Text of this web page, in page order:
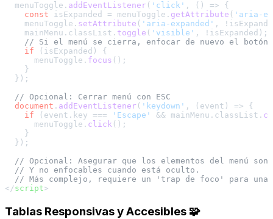
  menuToggle.
addEventListener ( 'click' , () => {
const isExpanded = menuToggle. getAttribute ( 'aria-
    menuToggle.
setAttribute ( 'aria-expanded' ,
    mainMenu.
classList . toggle ( 'visible' , !isExpanded);
// Si el menú se cierra, enfocar de nuevo el botón
if (isExpanded) {
      menuToggle.
focus ();
    }
  });
// Opcional: Cerrar menú con ESC
document . addEventListener ( 'keydown' , ( event ) => {
if (event. key === 'Escape' && mainMenu. classList .
      menuToggle.
click ();
    }
  });
// Opcional: Asegurar que los elementos del menú
// Y no enfocables cuando está oculto.
// Más complejo, requiere un 'trap de foco' para una
</script>
Tablas Responsivas y Accesibles 🧩